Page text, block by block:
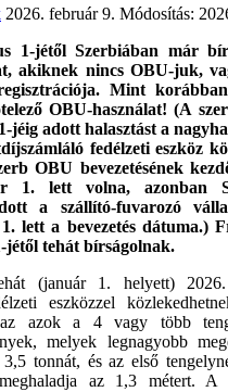
2026. február 9. Módosítás:
1-jétől Szerbiában már
akiknek nincs OBU-juk,
Mint
OBU-használat! (A
jéig adott halasztást a
fedélzeti eszköz
OBU bevezetésének
1. lett volna, azonban
a szállító-fuvarozó
lett a bevezetés dátuma.)
jétől tehát bírságolnak.
(január 1. helyett)
eszközzel
azok a 4 vagy több
melyek legnagyobb
3,5 tonnát, és az első
az 1,3 métert. A